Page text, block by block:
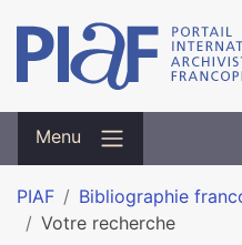
Menu
PIAF
Bibliographie
Votre recherche